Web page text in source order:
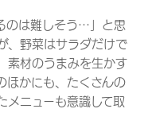
のは難しそう…」と思
、野菜はサラダだけで
素材のうまみを生かす
ほかにも、たくさんの
メニューも意識して取